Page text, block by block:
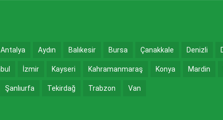
Antalya Aydın Balıkesir Bursa Çanakkale Denizli
İzmir Kayseri Kahramanmaraş Konya Mardin
Şanlıurfa Tekirdağ Trabzon Van